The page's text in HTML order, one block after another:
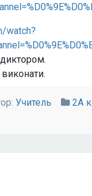
watch?
Учитель 2А